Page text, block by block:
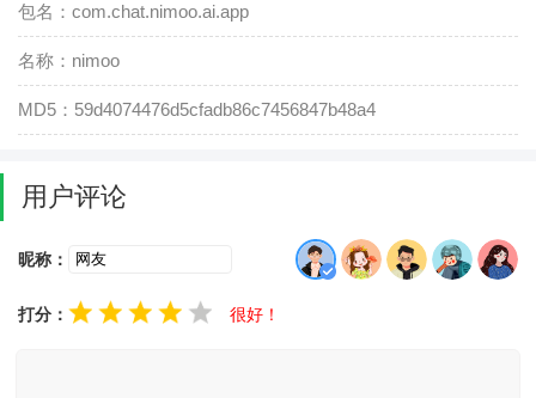
包名：com.chat.nimoo.ai.app
名称：nimoo
MD5：59d4074476d5cfadb86c7456847b48a4
用户评论
昵称：
打分： 很好！